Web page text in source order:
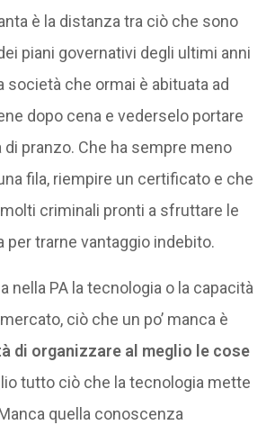
è la distanza tra ciò che sono
piani governativi degli ultimi anni
società che ormai è abituata ad
dopo cena e vederselo portare
di pranzo. Che ha sempre meno
fila, riempire un certificato e che
criminali pronti a sfruttare le
per trarne vantaggio indebito.
nella PA la tecnologia o la capacità
ciò che un po’ manca è
di organizzare al meglio le cose
tutto ciò che la tecnologia mette
quella conoscenza